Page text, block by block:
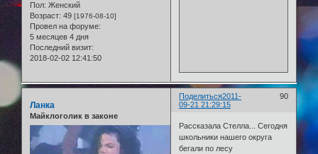
Пол: Женский
Возраст: 49 [1976-08-10]
Провел на форуме:
5 месяцев 4 дня
Последний визит:
2018-02-02 12:41:50
Поделиться 90
2011-
09-21 21:29:15
Ланка
Майклоголик в законе
Рассказала Стелла... Сегодня
школьники нашего округа
бегали по лесу